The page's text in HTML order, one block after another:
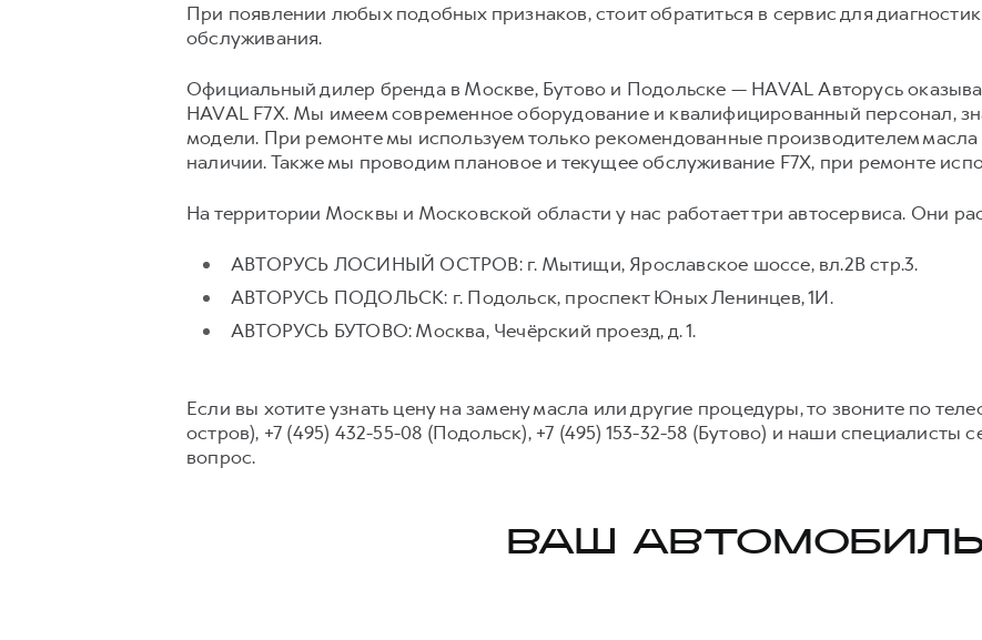
При появлении любых подобных признаков, стоит обратиться в сервис для
обслуживания.
Официальный дилер бренда в Москве, Бутово и Подольске — НAVAL Авторусь
HAVAL F7X. Мы имеем современное оборудование и квалифицированный персонал,
модели. При ремонте мы используем только рекомендованные производителем масла
наличии. Также мы проводим плановое и текущее обслуживание F7X, при ремонте
На территории Москвы и Московской области у нас работает три автосервиса. Они
АВТОРУСЬ ЛОСИНЫЙ ОСТРОВ: г. Мытищи, Ярославское шоссе, вл.2В стр.3.
АВТОРУСЬ ПОДОЛЬСК: г. Подольск, проспект Юных Ленинцев, 1И.
АВТОРУСЬ БУТОВО: Москва, Чечёрский проезд, д. 1.
Если вы хотите узнать цену на замену масла или другие процедуры, то звоните по
остров), +7 (495) 432-55-08 (Подольск), +7 (495) 153-32-58 (Бутово) и наши специалисты
вопрос.
ВАШ